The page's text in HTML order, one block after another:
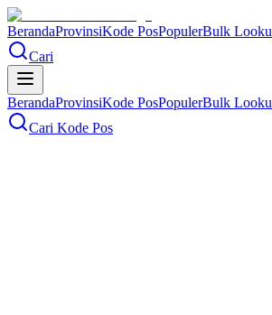
BerandaProvinsiKode PosPopulerBulk
Cari
BerandaProvinsiKode PosPopulerBulk
Cari Kode Pos